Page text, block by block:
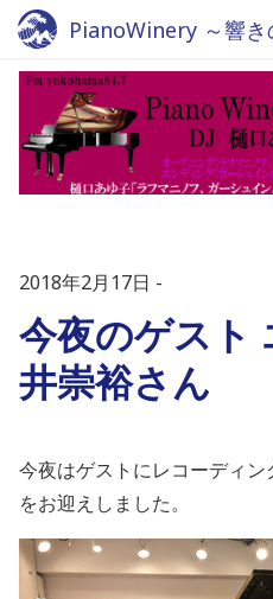
PianoWinery ～響
yokohama 84.7
2018年2月17日
今夜のゲスト
井崇裕さん
今夜はゲストにレコーディ
をお迎えしました。